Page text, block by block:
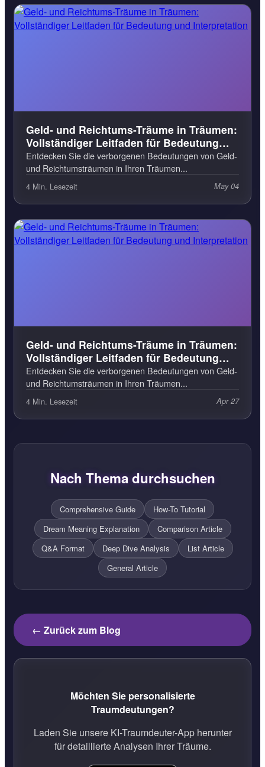
Geld- und Reichtums-Träume in Träumen:
Vollständiger Leitfaden für Bedeutung
und Interpretation
Entdecken Sie die verborgenen Bedeutungen von Geld-
und Reichtumsträumen in Ihren Träumen...
4 Min. Lesezeit May 04
Geld- und Reichtums-Träume in Träumen:
Vollständiger Leitfaden für Bedeutung
und Interpretation
Entdecken Sie die verborgenen Bedeutungen von Geld-
und Reichtumsträumen in Ihren Träumen...
4 Min. Lesezeit Apr 27
Nach Thema durchsuchen
Comprehensive Guide
How-To Tutorial
Dream Meaning Explanation
Comparison Article
Q&A Format
Deep Dive Analysis
List Article
General Article
← Zurück zum Blog
Möchten Sie personalisierte
Traumdeutungen?
Laden Sie unsere KI-Traumdeuter-App herunter
für detaillierte Analysen Ihrer Träume.